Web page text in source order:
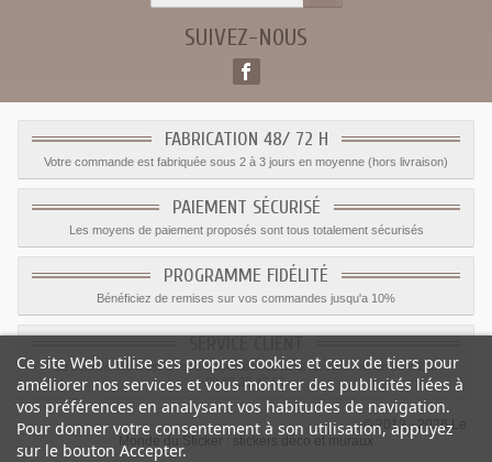
SUIVEZ-NOUS
FABRICATION 48/ 72 H
Votre commande est fabriquée sous 2 à 3 jours en moyenne (hors livraison)
PAIEMENT SÉCURISÉ
Les moyens de paiement proposés sont tous totalement sécurisés
PROGRAMME FIDÉLITÉ
Bénéficiez de remises sur vos commandes jusqu'a 10%
Le service client est a votre disposition du lundi au vendredi de 8h à 17h
09.82.28.47.69.
© 2012 - 2026 Le
Monde du Sticker :
stickers déco et muraux
Ce site Web utilise ses propres cookies et ceux de tiers pour
améliorer nos services et vous montrer des publicités liées à
vos préférences en analysant vos habitudes de navigation.
Pour donner votre consentement à son utilisation, appuyez
sur le bouton Accepter.